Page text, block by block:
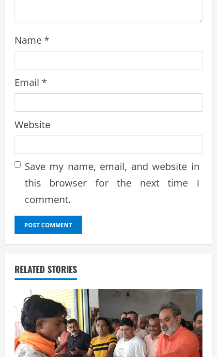
Name *
Email *
Website
Save my name, email, and website in
this browser for the next time I
comment.
RELATED STORIES